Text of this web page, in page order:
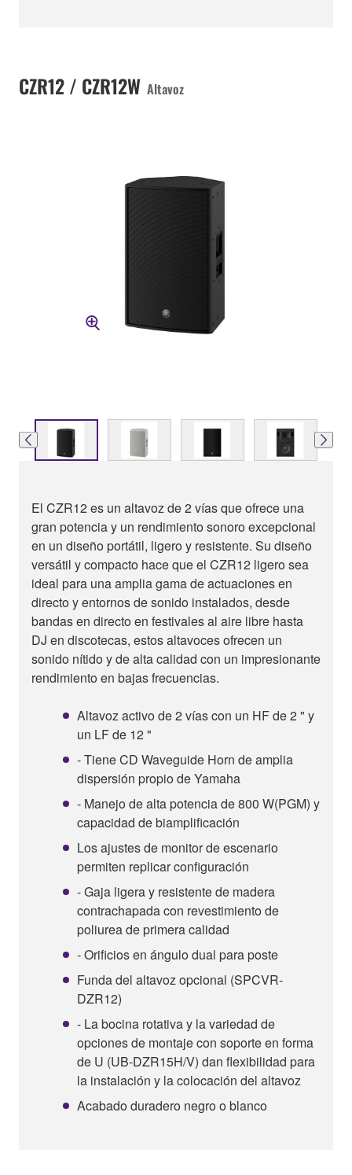
CZR12 / CZR12W Altavoz
El CZR12 es un altavoz de 2 vías que ofrece una
gran potencia y un rendimiento sonoro excepcional
en un diseño portátil, ligero y resistente. Su diseño
versátil y compacto hace que el CZR12 ligero sea
ideal para una amplia gama de actuaciones en
directo y entornos de sonido instalados, desde
bandas en directo en festivales al aire libre hasta
DJ en discotecas, estos altavoces ofrecen un
sonido nítido y de alta calidad con un impresionante
rendimiento en bajas frecuencias.
Altavoz activo de 2 vías con un HF de 2 " y
un LF de 12 "
- Tiene CD Waveguide Horn de amplia
dispersión propio de Yamaha
- Manejo de alta potencia de 800 W(PGM) y
capacidad de biamplificación
Los ajustes de monitor de escenario
permiten replicar configuración
- Gaja ligera y resistente de madera
contrachapada con revestimiento de
poliurea de primera calidad
- Orificios en ángulo dual para poste
Funda del altavoz opcional (SPCVR-
DZR12)
- La bocina rotativa y la variedad de
opciones de montaje con soporte en forma
de U (UB-DZR15H/V) dan flexibilidad para
la instalación y la colocación del altavoz
Acabado duradero negro o blanco